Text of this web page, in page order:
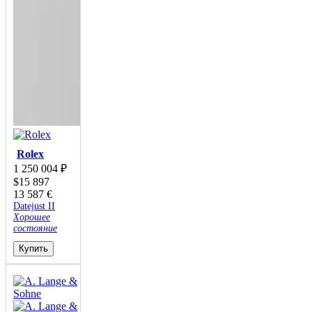
Rolex
1 250 004 ₽
$15 897
13 587 €
Datejust II
Хорошее
состояние
Купить